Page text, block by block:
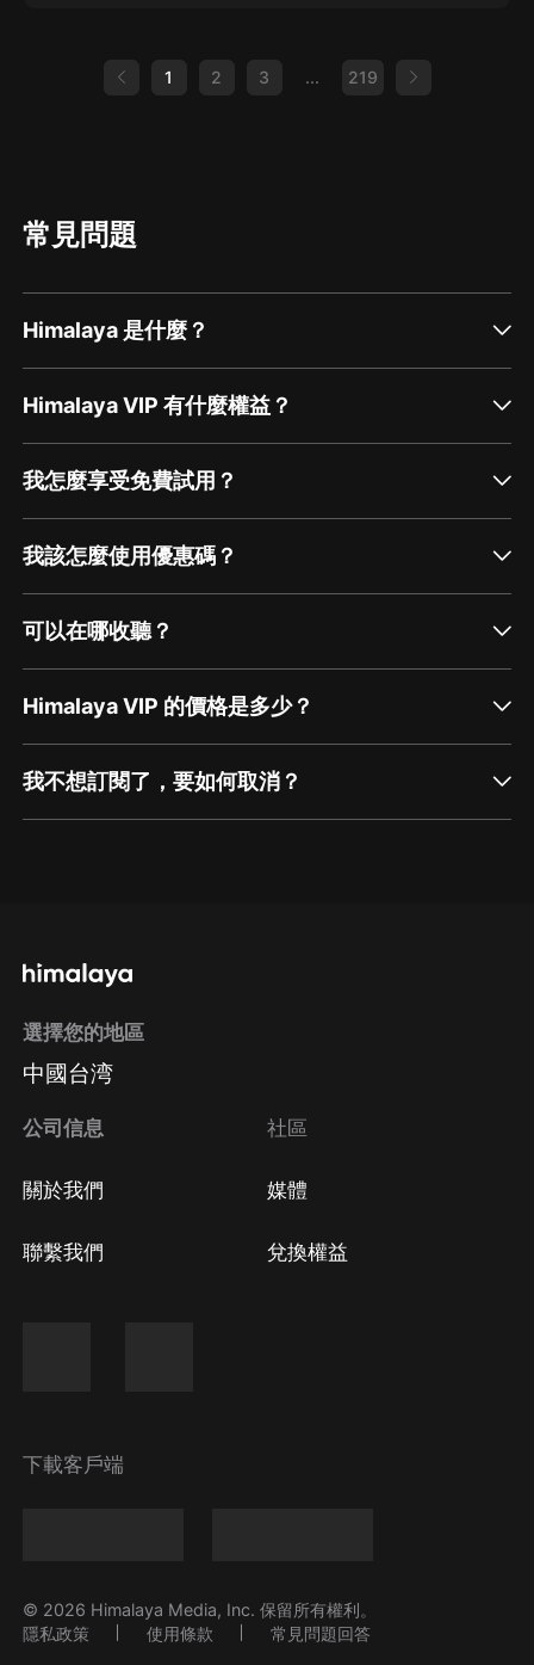
音頻統籌：聖 恩
2、版權歸原作者所有，嚴禁翻錄成任何形式，嚴禁在任
3、如在充值／購買環節遇到問題，您可通過頁面右上方
谘詢在線客服：
在線客服；
【喜馬拉雅APP】公眾號，通過下方菜單欄里【我的-在
第三步：如果在線客服都未取得聯系，也可撥打客服電
話：400-838-5616
1 2 3 ... 219
常見問題
Himalaya 是什麼？
Himalaya VIP 有什麼權益？
我怎麼享受免費試用？
我該怎麼使用優惠碼？
可以在哪收聽？
Himalaya VIP 的價格是多少？
我不想訂閱了，要如何取消？
方法 Google Play取消訂閱方法
選擇您的地區
中國台湾
公司信息
關於我們
聯繫我們
社區
媒體
兌換權益
下載客戶端
© 2026 Himalaya Media, Inc. 保留所有權利。
隱私政策
使用條款 常見問題回答